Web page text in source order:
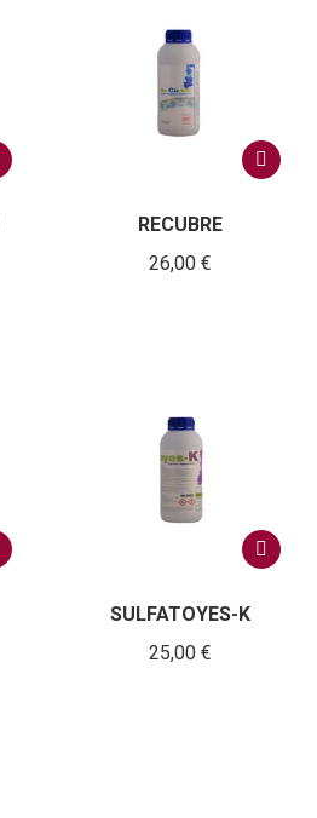
RECUBRE
26,00 €
SULFATOYES-K
25,00 €